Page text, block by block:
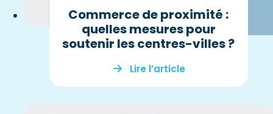
Commerce de proximité :
quelles mesures pour
soutenir les centres-villes ?
Lire l’article